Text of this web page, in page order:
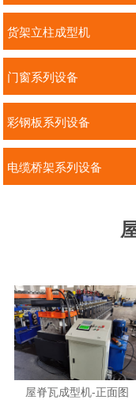
货架立柱成型机
门窗系列设备
彩钢板系列设备
电缆桥架系列设备
屋脊瓦成型机-正面图